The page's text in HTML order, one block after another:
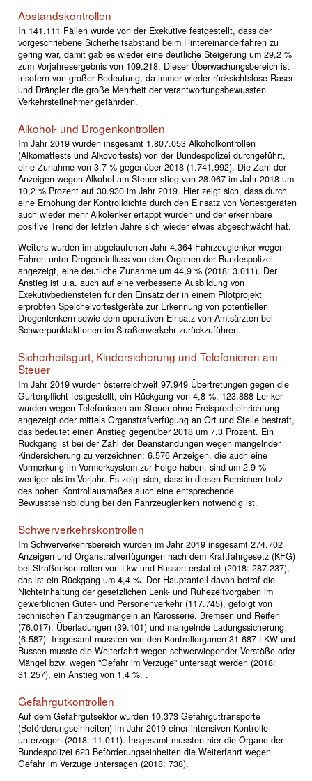
Abstandskontrollen
In 141.111 Fällen wurde von der Exekutive festgestellt, dass der
vorgeschriebene Sicherheitsabstand beim Hintereinanderfahren zu
gering war, damit gab es wieder eine deutliche Steigerung um 29,2 %
zum Vorjahresergebnis von 109.218. Dieser Überwachungsbereich ist
insofern von großer Bedeutung, da immer wieder rücksichtslose Raser
und Drängler die große Mehrheit der verantwortungsbewussten
Verkehrsteilnehmer gefährden.
Alkohol- und Drogenkontrollen
Im Jahr 2019 wurden insgesamt 1.807.053 Alkoholkontrollen
(Alkomattests und Alkovortests) von der Bundespolizei durchgeführt,
eine Zunahme von 3,7 % gegenüber 2018 (1.741.992). Die Zahl der
Anzeigen wegen Alkohol am Steuer stieg von 28.067 im Jahr 2018 um
10,2 % Prozent auf 30.930 im Jahr 2019. Hier zeigt sich, dass durch
eine Erhöhung der Kontrolldichte durch den Einsatz von Vortestgeräten
auch wieder mehr Alkolenker ertappt wurden und der erkennbare
positive Trend der letzten Jahre sich wieder etwas abgeschwächt hat.
Weiters wurden im abgelaufenen Jahr 4.364 Fahrzeuglenker wegen
Fahren unter Drogeneinfluss von den Organen der Bundespolizei
angezeigt, eine deutliche Zunahme um 44,9 % (2018: 3.011). Der
Anstieg ist u.a. auch auf eine verbesserte Ausbildung von
Exekutivbediensteten für den Einsatz der in einem Pilotprojekt
erprobten Speichelvortestgeräte zur Erkennung von potentiellen
Drogenlenkern sowie dem operativen Einsatz von Amtsärzten bei
Schwerpunktaktionen im Straßenverkehr zurückzuführen.
Sicherheitsgurt, Kindersicherung und Telefonieren am
Steuer
Im Jahr 2019 wurden österreichweit 97.949 Übertretungen gegen die
Gurtenpflicht festgestellt, ein Rückgang von 4,8 %. 123.888 Lenker
wurden wegen Telefonieren am Steuer ohne Freisprecheinrichtung
angezeigt oder mittels Organstrafverfügung an Ort und Stelle bestraft,
das bedeutet einen Anstieg gegenüber 2018 um 7,3 Prozent. Ein
Rückgang ist bei der Zahl der Beanstandungen wegen mangelnder
Kindersicherung zu verzeichnen: 6.576 Anzeigen, die auch eine
Vormerkung im Vormerksystem zur Folge haben, sind um 2,9 %
weniger als im Vorjahr. Es zeigt sich, dass in diesen Bereichen trotz
des hohen Kontrollausmaßes auch eine entsprechende
Bewusstseinsbildung bei den Fahrzeuglenkern notwendig ist.
Schwerverkehrskontrollen
Im Schwerverkehrsbereich wurden im Jahr 2019 insgesamt 274.702
Anzeigen und Organstrafverfügungen nach dem Kraftfahrgesetz (KFG)
bei Straßenkontrollen von Lkw und Bussen erstattet (2018: 287.237),
das ist ein Rückgang um 4,4 %. Der Hauptanteil davon betraf die
Nichteinhaltung der gesetzlichen Lenk- und Ruhezeitvorgaben im
gewerblichen Güter- und Personenverkehr (117.745), gefolgt von
technischen Fahrzeugmängeln an Karosserie, Bremsen und Reifen
(76.017), Überladungen (39.101) und mangelnde Ladungssicherung
(6.587). Insgesamt mussten von den Kontrollorganen 31.687 LKW und
Bussen musste die Weiterfahrt wegen schwerwiegender Verstöße oder
Mängel bzw. wegen "Gefahr im Verzuge" untersagt werden (2018:
31.257), ein Anstieg von 1,4 %. .
Gefahrgutkontrollen
Auf dem Gefahrgutsektor wurden 10.373 Gefahrguttransporte
(Beförderungseinheiten) im Jahr 2019 einer intensiven Kontrolle
unterzogen (2018: 11.011). Insgesamt mussten hier die Organe der
Bundespolizei 623 Beförderungseinheiten die Weiterfahrt wegen
Gefahr im Verzuge untersagen (2018: 738).